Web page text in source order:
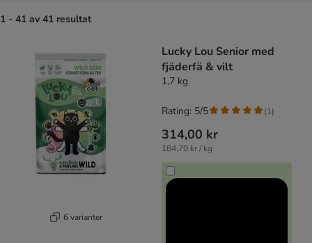
1 - 41 av 41 resultat
6 varianter
Lucky Lou Senior med
fjäderfä & vilt
1,7 kg
314,00 kr
184,70 kr / kg
Rating: 5/5 (1)